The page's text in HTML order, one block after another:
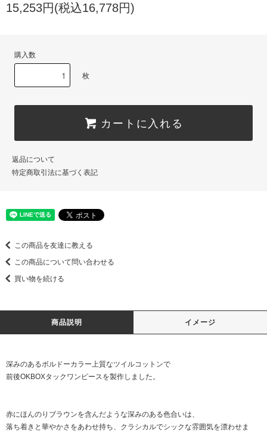
15,253円(税込16,778円)
購入数
枚
カートに入れる
返品について
特定商取引法に基づく表記
この商品を友達に教える
この商品について問い合わせる
買い物を続ける
商品説明 イメージ
深みのあるボルドーカラー上質なツイルコットンで
前後OKBOXタックワンピースを製作しました。
赤にほんのりブラウンを含んだような深みのある色合いは、
落ち着きと華やかさをあわせ持ち、クラシカルでシックな雰囲気を漂わせま